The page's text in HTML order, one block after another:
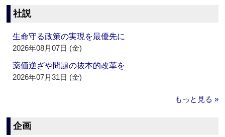
社説
生命守る政策の実現を最優先に
2026年08月07日 (金)
薬価逆ざや問題の抜本的改革を
2026年07月31日 (金)
もっと見る »
企画